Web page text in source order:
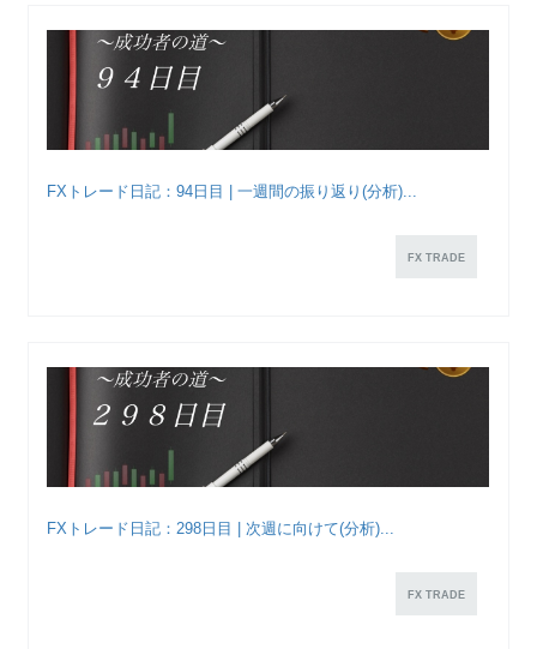
FXトレード日記：94日目 | 一週間の振り返り(分析)...
FX TRADE
FXトレード日記：298日目 | 次週に向けて(分析)...
FX TRADE